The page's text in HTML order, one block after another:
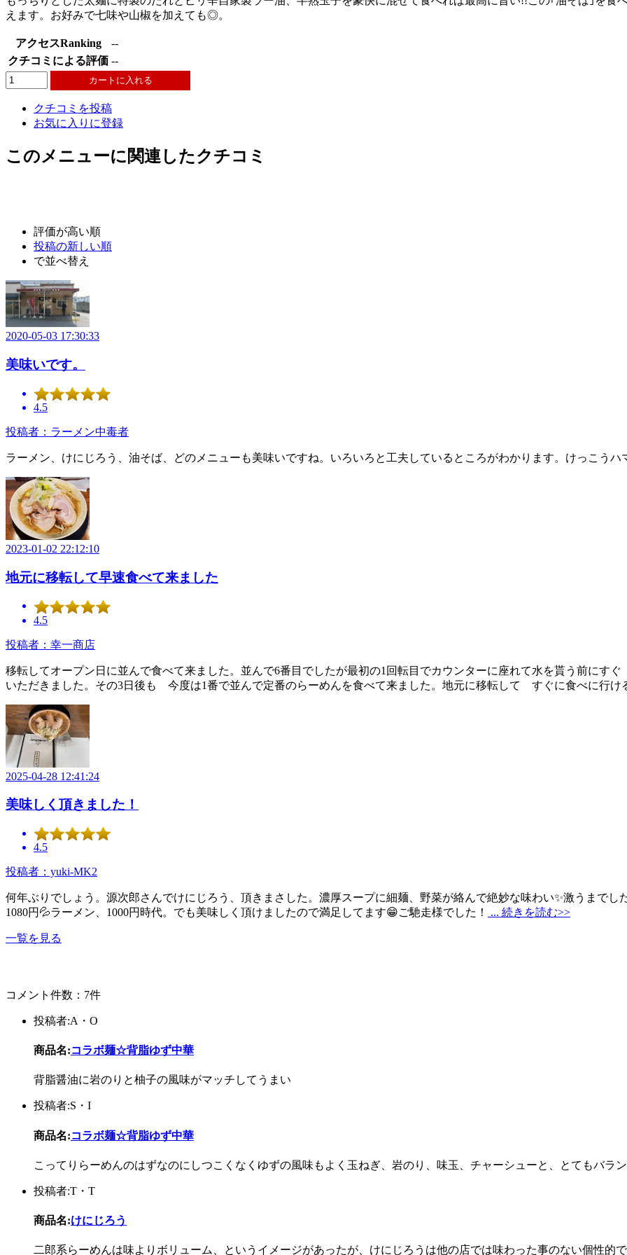
えます。お好みで七味や山椒を加えても◎。
アクセスRanking
--
クチコミによる評価 --
クチコミを投稿
お気に入りに登録
このメニューに関連したクチコミ
評価が高い順
投稿の新しい順
で並べ替え
2020-05-03 17:30:33
美味いです。
4.5
投稿者：ラーメン中毒者
ラーメン、けにじろう、油そば、どのメニューも美味いですね。いろいろと工夫しているところがわかります。けっこうハ
2023-01-02 22:12:10
地元に移転して早速食べて来ました
4.5
投稿者：幸一商店
移転してオープン日に並んで食べて来ました。並んで6番目でしたが最初の1回転目でカウンターに座れて水を貰う前に
いただきました。その3日後も 今度は1番で並んで定番のらーめんを食べて来ました。地元に移転して すぐに食べに行け
2025-04-28 12:41:24
美味しく頂きました！
4.5
投稿者：yuki-MK2
何年ぶりでしょう。源次郎さんでけにじろう、頂きまさした。濃厚スープに細麺、野菜が絡んで絶妙な味わい✨激うまでし
1080円💦ラーメン、1000円時代。でも美味しく頂けましたので満足してます😁ご馳走様でした！
... 続きを読む>>
一覧を見る
コメント件数：7件
投稿者:A・O
商品名:コラボ麺☆背脂ゆず中華
背脂醤油に岩のりと柚子の風味がマッチしてうまい
投稿者:S・I
商品名:コラボ麺☆背脂ゆず中華
こってりらーめんのはずなのにしつこくなくゆずの風味もよく玉ねぎ、岩のり、味玉、チャーシューと、とてもバラ
投稿者:T・T
商品名:けにじろう
二郎系らーめんは味よりボリューム、というイメージがあったが、けにじろうは他の店では味わった事のない個性的